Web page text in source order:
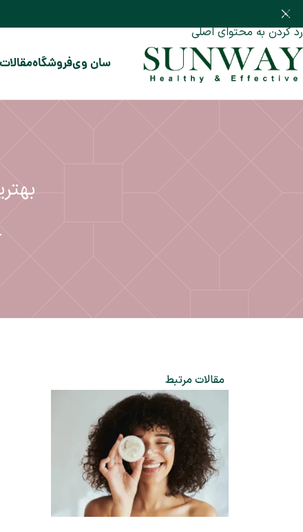
رد کردن به ناوبری
رد کردن به محتوای اصلی
سان ویفروشگاه
مقالات مرتبط